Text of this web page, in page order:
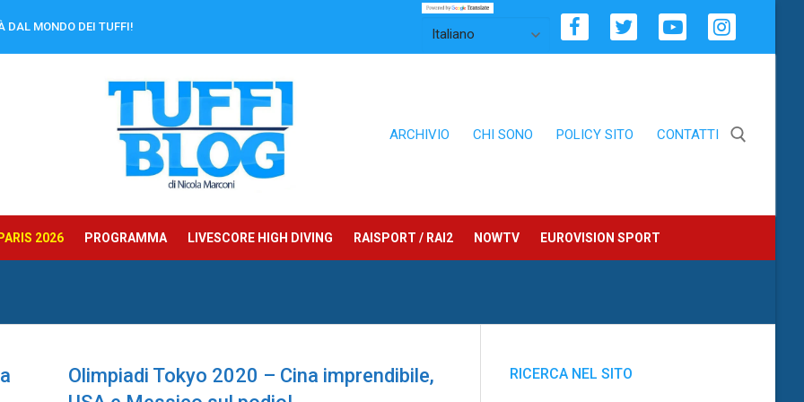
DAL MONDO DEI TUFFI!
ARCHIVIO CHI SONO POLICY SITO CONTATTI
2026 PROGRAMMA LIVESCORE HIGH DIVING RAISPORT / RAI2 NOWTV EUROVISION SPORT
Olimpiadi Tokyo 2020 – Cina imprendibile,
RICERCA NEL SITO